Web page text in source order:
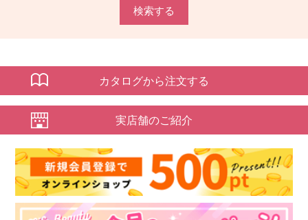
検索する
カタログから注文する
実店舗のご紹介